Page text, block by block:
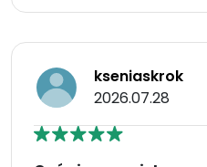
kseniaskrok
2026.07.28